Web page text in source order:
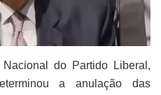
do Partido Liberal,
a anulação das